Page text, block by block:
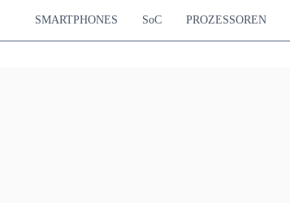
SMARTPHONES SoC PROZESSOREN